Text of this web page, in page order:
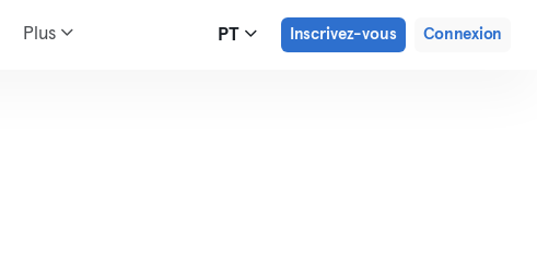
Plus PT Inscrivez-vous Connexion